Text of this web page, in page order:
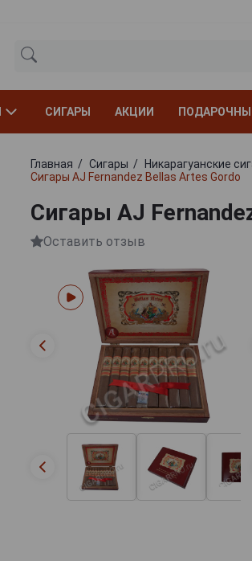
СИГАРЫ АКЦИИ
Главная Сигары Никарагуанские
Сигары AJ Fernandez Bellas Artes Gordo
Сигары AJ
Оставить отзыв